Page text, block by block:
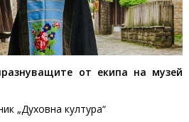
от екипа на музей
„Духовна култура“